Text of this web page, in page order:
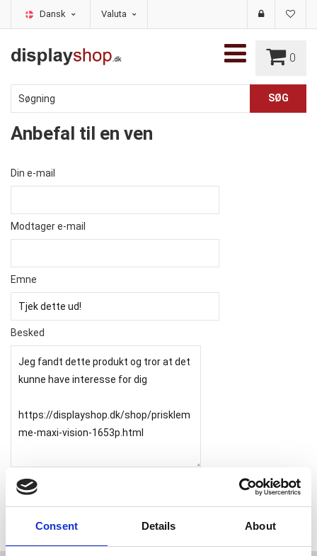
Consent Details About
Dansk Valuta
0
Anbefal til en ven
Din e-mail
Modtager e-mail
Emne
Besked